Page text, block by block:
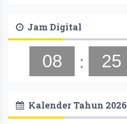
Jam Digital
08 : 25
Kalender Tahun 2026